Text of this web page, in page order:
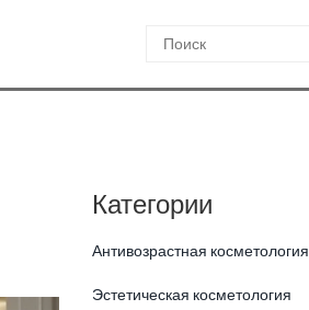
Категории
Антивозрастная косметология
Эстетическая косметология